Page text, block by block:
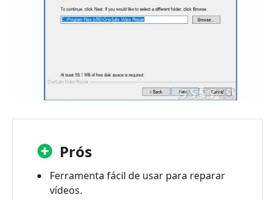
Prós
Ferramenta fácil de usar para reparar
vídeos.